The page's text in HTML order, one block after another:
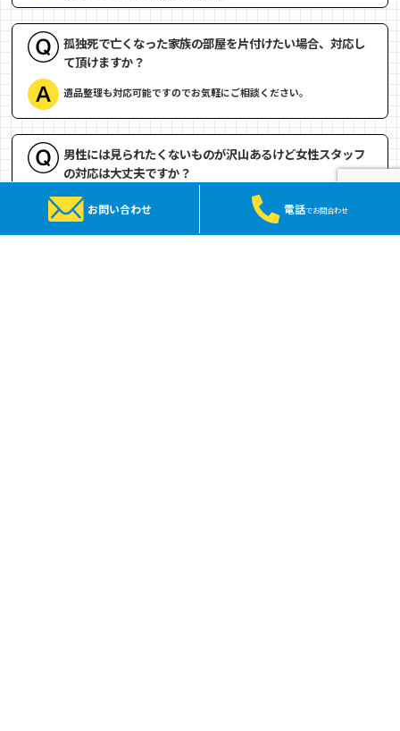
孤独死で亡くなった家族の部屋を片付けたい場合、対応し
て頂けますか？
遺品整理も対応可能ですのでお気軽にご相談ください。
男性には見られたくないものが沢山あるけど女性スタッフ
の対応は大丈夫ですか？
男性スタッフのみとなります。
お問い合わせ 電話でお問合わせ